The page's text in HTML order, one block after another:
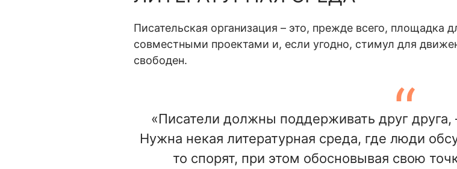
Писательская организация – это, прежде всего, площадка
совместными проектами и, если угодно, стимул для
свободен.
«Писатели должны поддерживать друг
Нужна некая литературная среда, где люди
то спорят, при этом обосновывая свою